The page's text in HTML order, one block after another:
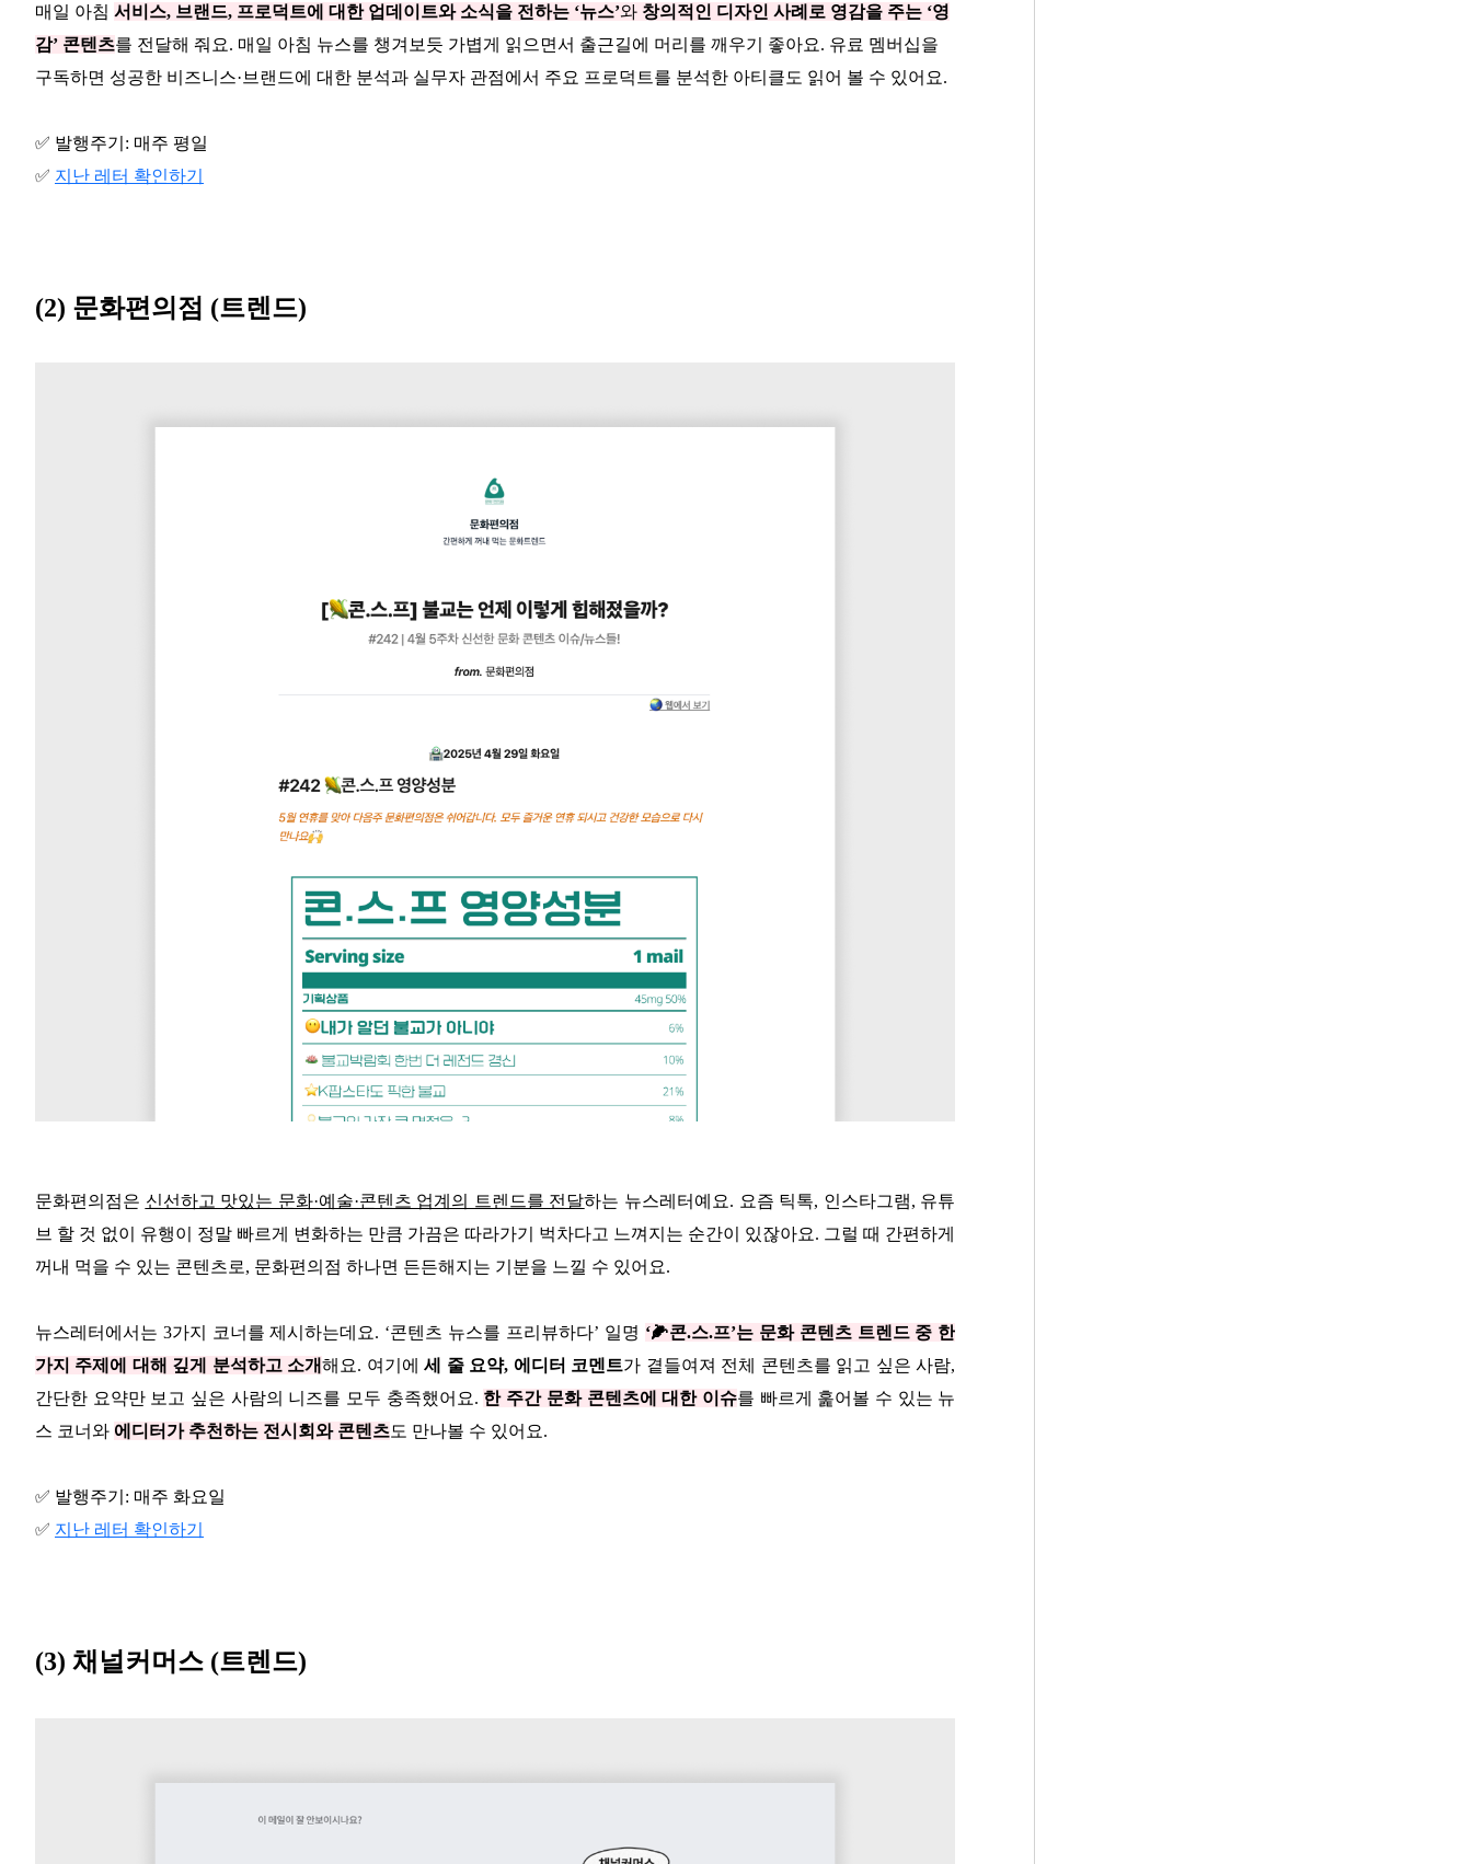
매일 아침 서비스, 브랜드, 프로덕트에 대한 업데이트와 소식을 전하는 ‘뉴스’와 창의적인 디자인 사례로 영감을 주는 ‘영
감’ 콘텐츠를 전달해 줘요. 매일 아침 뉴스를 챙겨보듯 가볍게 읽으면서 출근길에 머리를 깨우기 좋아요. 유료 멤버십을
구독하면 성공한 비즈니스·브랜드에 대한 분석과 실무자 관점에서 주요 프로덕트를 분석한 아티클도 읽어 볼 수 있어요.
✅ 발행주기: 매주 평일
✅ 지난 레터 확인하기
(2) 문화편의점 (트렌드)
문화편의점은 신선하고 맛있는 문화·예술·콘텐츠 업계의 트렌드를 전달하는 뉴스레터예요. 요즘 틱톡, 인스타그램, 유튜
브 할 것 없이 유행이 정말 빠르게 변화하는 만큼 가끔은 따라가기 벅차다고 느껴지는 순간이 있잖아요. 그럴 때 간편하게
꺼내 먹을 수 있는 콘텐츠로, 문화편의점 하나면 든든해지는 기분을 느낄 수 있어요.
뉴스레터에서는 3가지 코너를 제시하는데요. ‘콘텐츠 뉴스를 프리뷰하다’ 일명 ‘🌽콘.스.프’는 문화 콘텐츠 트렌드 중 한
가지 주제에 대해 깊게 분석하고 소개해요. 여기에세 줄 요약, 에디터 코멘트가 곁들여져 전체 콘텐츠를 읽고 싶은 사람,
간단한 요약만 보고 싶은 사람의 니즈를 모두 충족했어요. 한 주간 문화 콘텐츠에 대한 이슈를 빠르게 훑어볼 수 있는 뉴
스 코너와 에디터가 추천하는 전시회와 콘텐츠도 만나볼 수 있어요.
✅ 발행주기: 매주 화요일
✅ 지난 레터 확인하기
(3) 채널커머스 (트렌드)